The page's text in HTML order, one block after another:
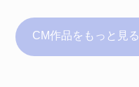
CM作品をもっと見る